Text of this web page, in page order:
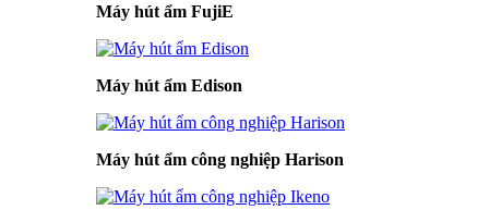
Máy hút ẩm FujiE
Máy hút ẩm Edison
Máy hút ẩm công nghiệp Harison